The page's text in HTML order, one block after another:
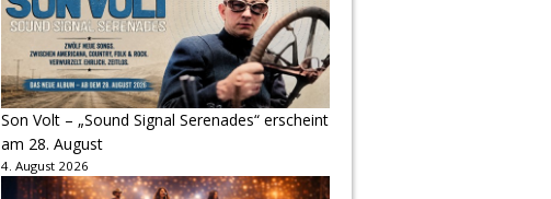
Son Volt – „Sound Signal Serenades“ erscheint
am 28. August
4. August 2026